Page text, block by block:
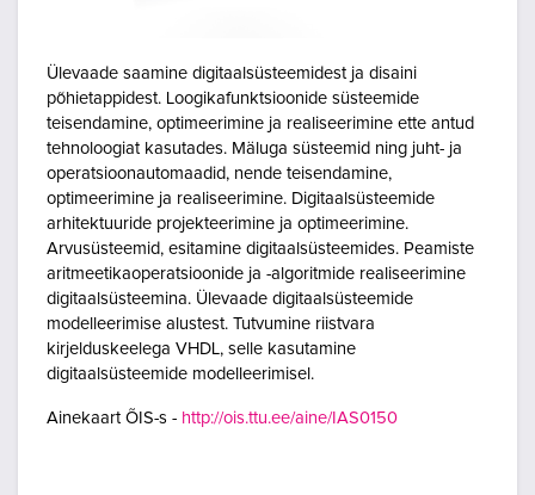
Ülevaade saamine digitaalsüsteemidest ja disaini
põhietappidest. Loogikafunktsioonide süsteemide
teisendamine, optimeerimine ja realiseerimine ette antud
tehnoloogiat kasutades. Mäluga süsteemid ning juht- ja
operatsioonautomaadid, nende teisendamine,
optimeerimine ja realiseerimine. Digitaalsüsteemide
arhitektuuride projekteerimine ja optimeerimine.
Arvusüsteemid, esitamine digitaalsüsteemides. Peamiste
aritmeetikaoperatsioonide ja -algoritmide realiseerimine
digitaalsüsteemina. Ülevaade digitaalsüsteemide
modelleerimise alustest. Tutvumine riistvara
kirjelduskeelega VHDL, selle kasutamine
digitaalsüsteemide modelleerimisel.
Ainekaart ÕIS-s - http://ois.ttu.ee/aine/IAS0150